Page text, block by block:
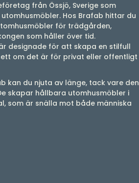
från Össjö, Sverige som
Hos Brafab hittar du
för trädgården,
som håller över tid.
designade för att skapa en stilfull
om det är för privat eller offentligt
kan du njuta av länge, tack vare den
skapar hållbara utomhusmöbler i
som är snälla mot både människa